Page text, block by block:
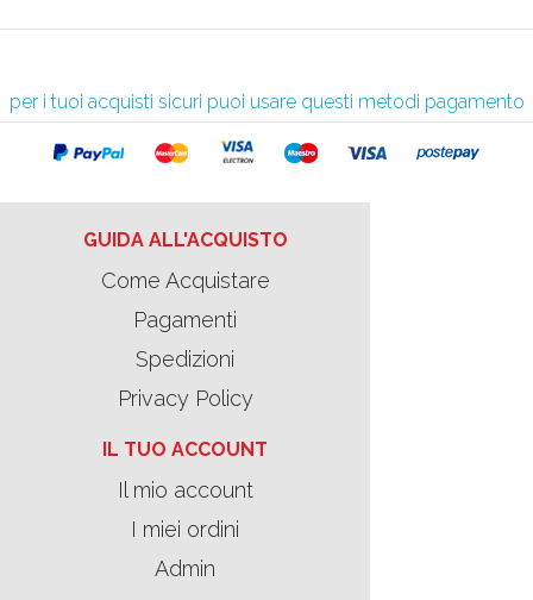
per i tuoi acquisti sicuri puoi usare questi metodi pagamento
GUIDA ALL'ACQUISTO
Come Acquistare
Pagamenti
Spedizioni
Privacy Policy
IL TUO ACCOUNT
Il mio account
I miei ordini
Admin